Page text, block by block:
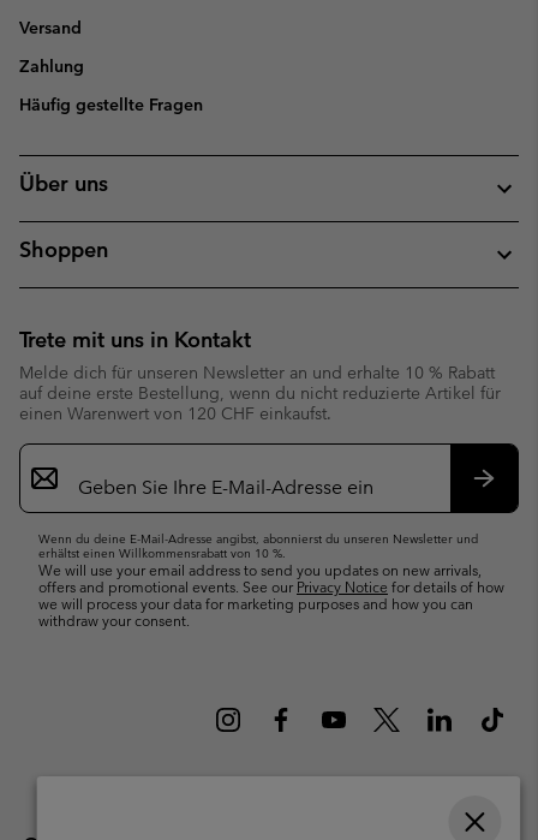
Versand
Zahlung
Häufig gestellte Fragen
Über uns
Shoppen
Trete mit uns in Kontakt
Melde dich für unseren Newsletter an und erhalte 10 % Rabatt
auf deine erste Bestellung, wenn du nicht reduzierte Artikel für
einen Warenwert von 120 CHF einkaufst.
Newsletter-
Anmeldung
Wenn du deine E-Mail-Adresse angibst, abonnierst du unseren Newsletter und
erhältst einen Willkommensrabatt von 10 %.
We will use your email address to send you updates on new arrivals,
offers and promotional events. See our Privacy Notice for details of how
we will process your data for marketing purposes and how you can
withdraw your consent.